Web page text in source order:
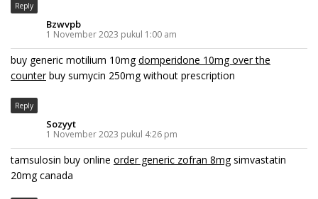
Reply
Bzwvpb
1 November 2023 pukul 1:00 am
buy generic motilium 10mgdomperidone 10mg over the
counterbuy sumycin 250mg without prescription
Reply
Sozyyt
1 November 2023 pukul 4:26 pm
tamsulosin buy online order generic zofran 8mgsimvastatin
20mg canada